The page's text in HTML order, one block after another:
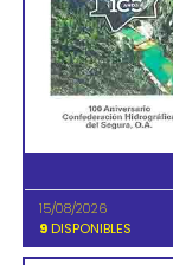
15/08/2026
9 DISPONIBLES